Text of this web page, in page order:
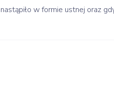
w formie ustnej oraz